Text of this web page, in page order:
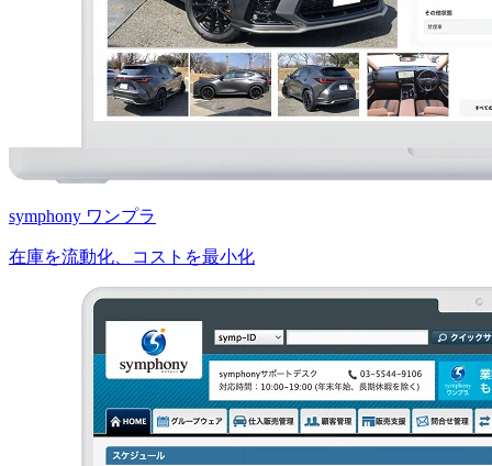
symphony ワンプラ
在庫を流動化、コストを最小化